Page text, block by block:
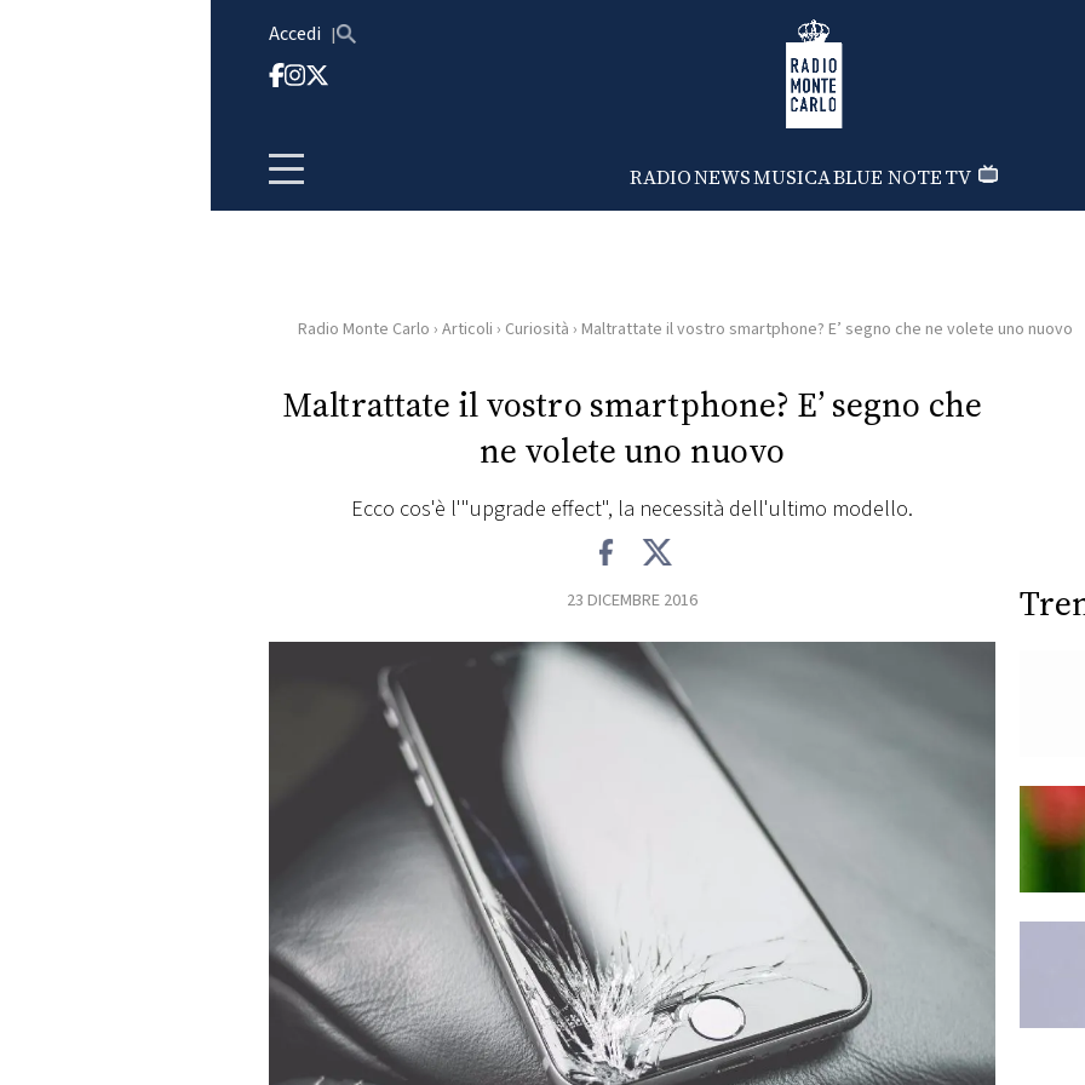
Accedi Radio Monte Carlo
RADIONEWSMUSICABLUE NOTETV
HOME
RADIO
NEWS
VIDEO
PRINCIPATO
Radio Monte Carlo › Articoli › Curiosità › Maltrattate il vostro smartphone? E’ segno che ne volete uno nuovo
Maltrattate il vostro smartphone? E’ segno che
ne volete uno nuovo
Ecco cos'è l'"upgrade effect", la necessità dell'ultimo modello.
23 DICEMBRE 2016